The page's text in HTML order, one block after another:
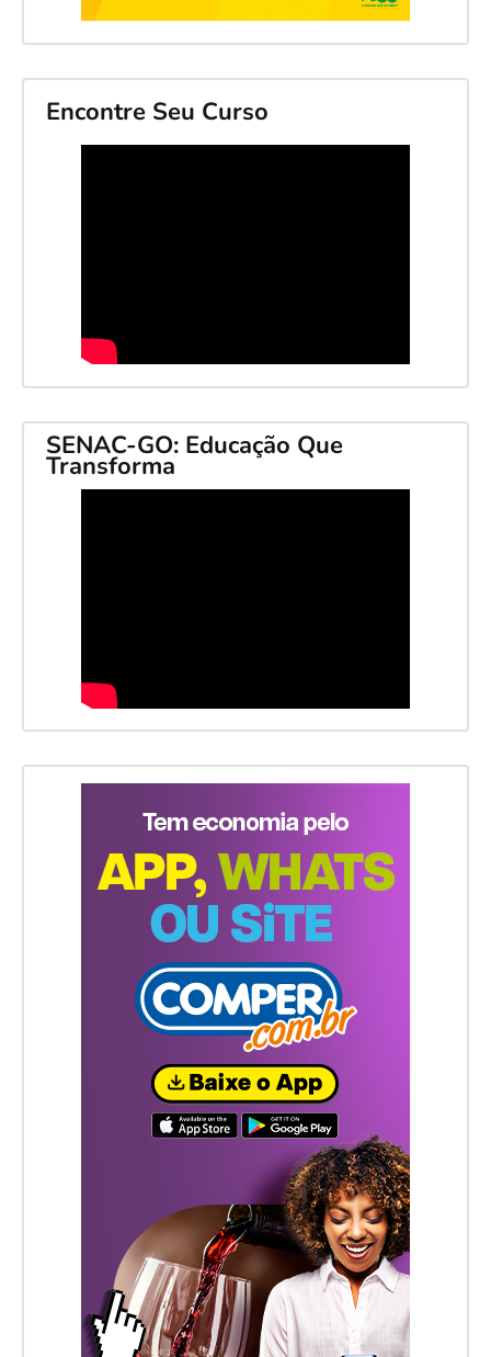
Encontre Seu Curso
SENAC-GO: Educação Que
Transforma